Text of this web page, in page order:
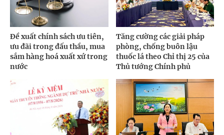
Đề xuất chính sách ưu tiên,
ưu đãi trong đấu thầu, mua
sắm hàng hoá xuất xứ trong
nước
Tăng cường các giải pháp
phòng, chống buôn lậu
thuốc lá theo Chỉ thị 25 của
Thủ tướng Chính phủ